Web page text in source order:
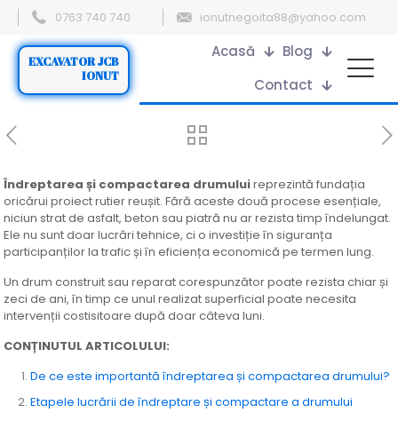
0763 740 740 ionutnegoita88@yahoo.com
EXCAVATOR JCB
IONUT
Acasă
Blog
Contact
Îndreptarea și compactarea drumuluireprezintă fundația
oricărui proiect rutier reușit. Fără aceste două procese esențiale,
niciun strat de asfalt, beton sau piatră nu ar rezista timp îndelungat.
Ele nu sunt doar lucrări tehnice, ci o investiție în siguranța
participanților la trafic și în eficiența economică pe termen lung.
Un drum construit sau reparat corespunzător poate rezista chiar și
zeci de ani, în timp ce unul realizat superficial poate necesita
intervenții costisitoare după doar câteva luni.
CONȚINUTUL ARTICOLULUI:
De ce este importantă îndreptarea și compactarea drumului?
Etapele lucrării de îndreptare și compactare a drumului